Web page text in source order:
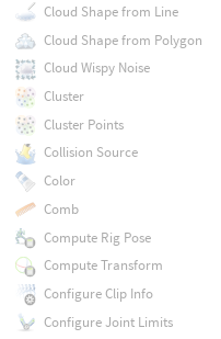
Cloud Shape from Line
Cloud Shape from Polygon
Cloud Wispy Noise
Cluster
Cluster Points
Collision Source
Color
Comb
Compute Rig Pose
Compute Transform
Configure Clip Info
Configure Joint Limits